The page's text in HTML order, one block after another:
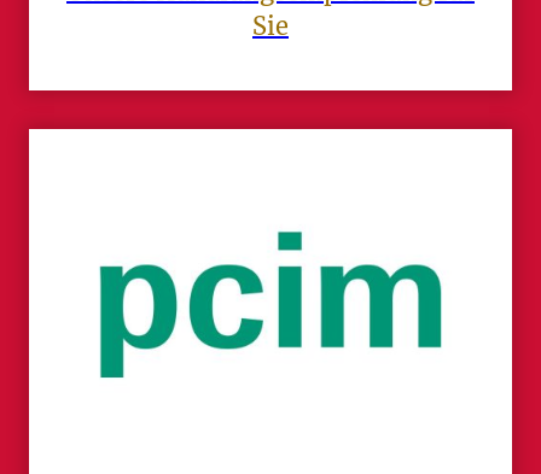
Sie